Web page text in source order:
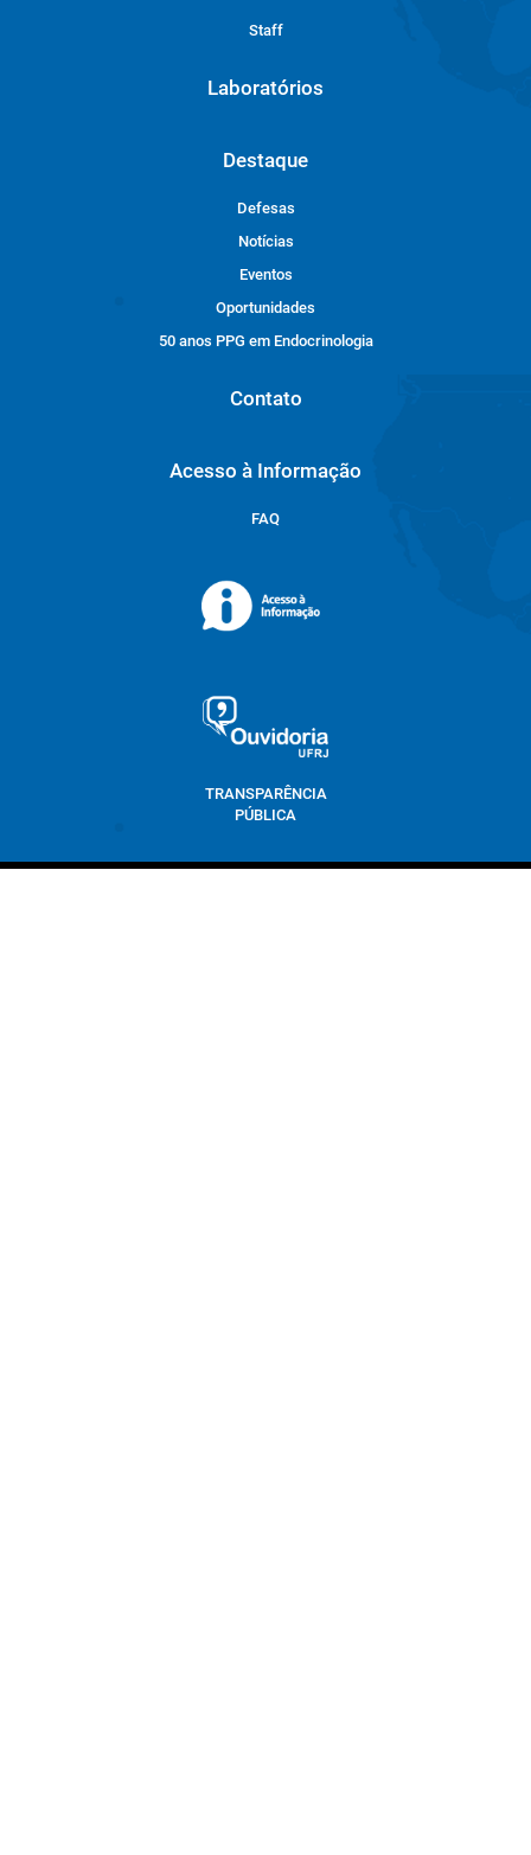
Staff
Laboratórios
Destaque
Defesas
Notícias
Eventos
Oportunidades
50 anos PPG em Endocrinologia
Contato
Acesso à Informação
FAQ
TRANSPARÊNCIA
PÚBLICA